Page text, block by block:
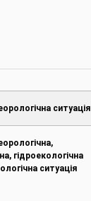
ситуація
гідроекологічна
ситуація